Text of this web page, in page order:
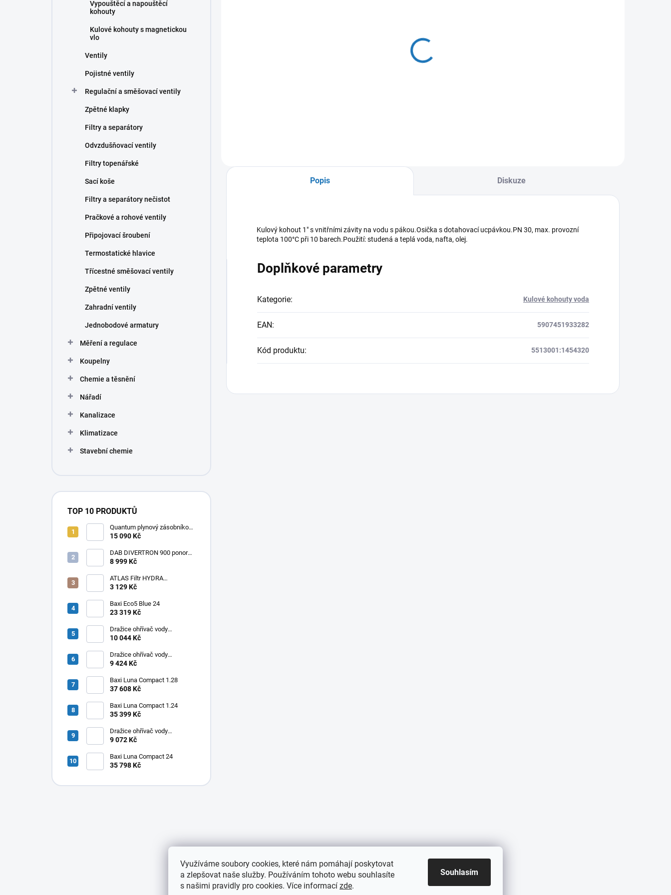
Využíváme soubory cookies, které nám pomáhají poskytovat
a zlepšovat naše služby. Používáním tohoto webu souhlasíte
s našimi pravidly pro cookies. Více informací zde.
Souhlasím
Vypouštěcí a napouštěcí
kohouty
Kulové kohouty s magnetickou
vlo
Ventily
Pojistné ventily
Regulační a směšovací ventily
Zpětné klapky
Filtry a separátory
Odvzdušňovací ventily
Filtry topenářské
Sací koše
Filtry a separátory nečistot
Pračkové a rohové ventily
Připojovací šroubení
Termostatické hlavice
Třícestné směšovací ventily
Zpětné ventily
Zahradní ventily
Jednobodové armatury
Měření a regulace
Koupelny
Chemie a těsnění
Nářadí
Kanalizace
Klimatizace
Stavební chemie
TOP 10 PRODUKTŮ
Quantum plynový zásobníkový
ohřívač Q7 EU 30 NORS/E 115l
15 090 Kč
DAB DIVERTRON 900 ponorné
6" čerpadlo do vrtů a studní
8 999 Kč
ATLAS Filtr HYDRA
RAINMASTER TRIO RSH 1" +
3 129 Kč
Baxi Eco5 Blue 24
23 319 Kč
Dražice ohřívač vody
elektrický svislý OKHE ONE/E
10 044 Kč
Dražice ohřívač vody
elektrický svislý OKHE ONE/E
9 424 Kč
Baxi Luna Compact 1.28
37 608 Kč
Baxi Luna Compact 1.24
35 399 Kč
Dražice ohřívač vody
elektrický svislý OKHE ONE/E
9 072 Kč
Baxi Luna Compact 24
35 798 Kč
Popis Diskuze
Kulový kohout 1" s vnitřními závity na vodu s pákou.Osička s dotahovací ucpávkou.PN 30, max. provozní
teplota 100°C při 10 barech.Použití: studená a teplá voda, nafta, olej.
Doplňkové parametry
Kategorie: Kulové kohouty voda
EAN: 5907451933282
Kód produktu: 5513001:1454320